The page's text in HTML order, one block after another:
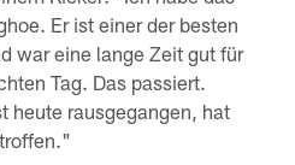
Er ist einer der besten
war eine lange Zeit gut für
Tag. Das passiert.
heute rausgegangen, hat